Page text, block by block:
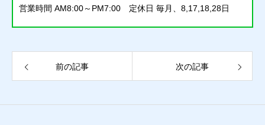
販売
営業時間 AM8:00～PM7:00 定休日 毎月、8,17,18,28日
前の記事 次の記事